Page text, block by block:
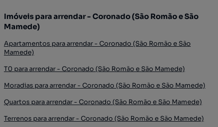
Imóveis para arrendar - Coronado (São Romão e São
Mamede)
Apartamentos para arrendar - Coronado (São Romão e São
Mamede)
T0 para arrendar - Coronado (São Romão e São Mamede)
Moradias para arrendar - Coronado (São Romão e São Mamede)
Quartos para arrendar - Coronado (São Romão e São Mamede)
Terrenos para arrendar - Coronado (São Romão e São Mamede)